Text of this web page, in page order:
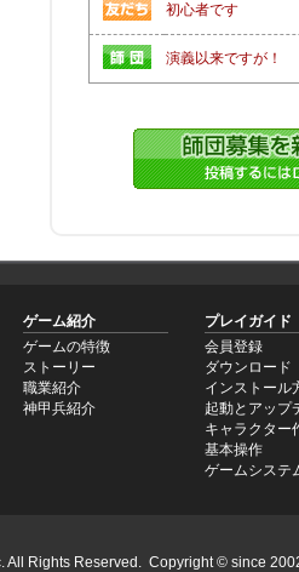
初心者です
演義以来ですが！
ゲーム紹介
ゲームの特徴
ストーリー
職業紹介
神甲兵紹介
プレイガイド
会員登録
ダウンロード
インストール
起動とアップ
キャラクター
基本操作
ゲームシステ
All Rights Reserved. Copyright © since